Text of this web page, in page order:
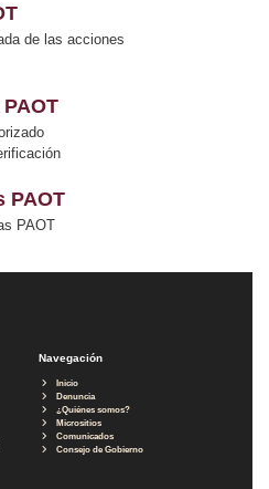
de las acciones
PAOT
PAOT
Navegación
Inicio
Denuncia
¿Quiénes somos?
Micrositios
Comunicados
Consejo de Gobierno